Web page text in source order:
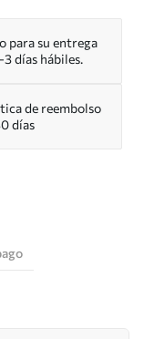
para su entrega
3 días hábiles.
de reembolso
días